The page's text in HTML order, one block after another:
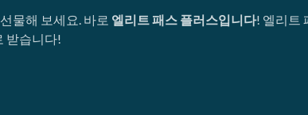
물해 보세요. 바로 엘리트 패스 플러스입니다! 엘리트
받습니다!